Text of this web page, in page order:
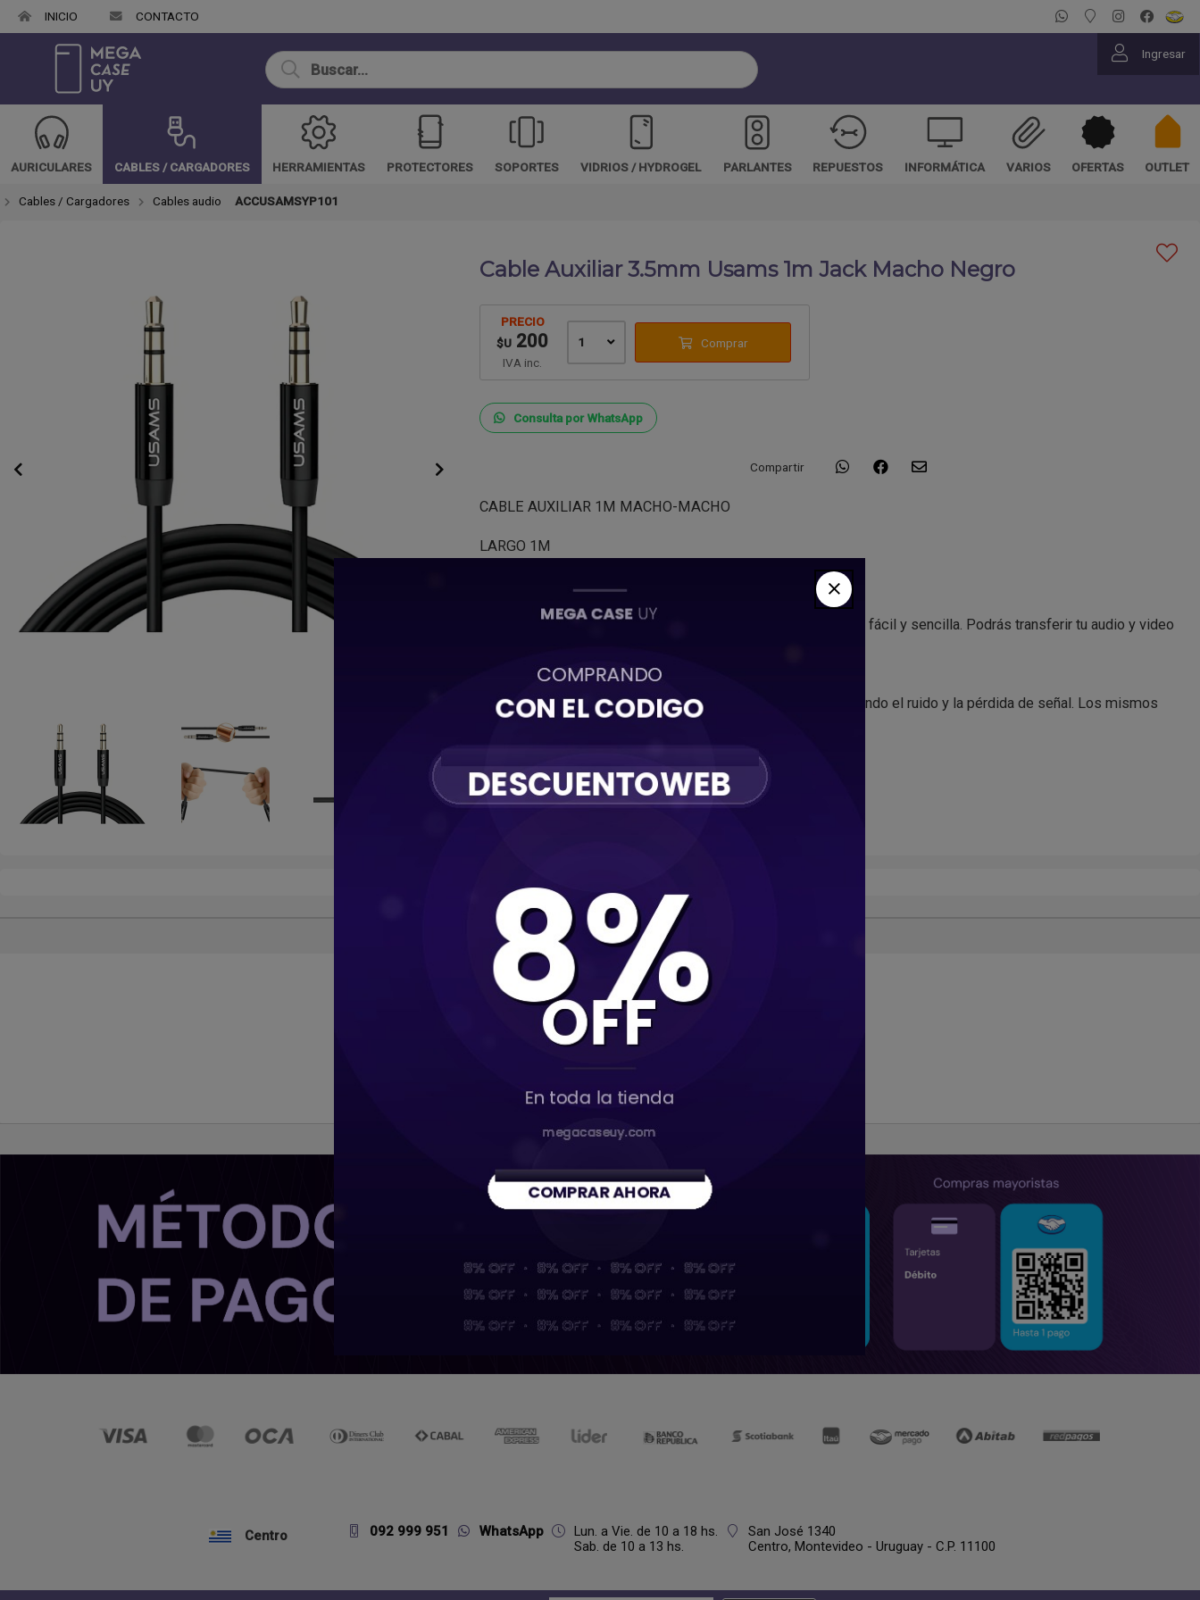
INICIO CONTACTO
Ingresar
AURICULARES CABLES / CARGADORES HERRAMIENTAS PROTECTORES SOPORTES VIDRIOS / HYDROGEL PARLANTES REPUESTOS INFORMÁTICA VARIOS OFERTAS OUTLET
Cables / Cargadores Cables audio ACCUSAMSYP101
Cable Auxiliar 3.5mm Usams 1m Jack Macho Negro
PRECIO
$U 200
IVA inc.
1 Comprar
Consulta por WhatsApp
Compartir
CABLE AUXILIAR 1M MACHO-MACHO
LARGO 1M
MACHO-MACHO
Este cable es ideal para conectar tus dispositivos de manera fácil y sencilla. Podrás transferir tu audio y video
Calidad de sonido sin igual
Los conectores chapados en oro garantizan fiabilidad eliminando el ruido y la pérdida de señal. Los mismos
ofrecen un sonido claro y estéreo a tus dispositivos.
ACCUSAMSYP101
Vistas recientes
Cables audio
Cable Auxiliar 3.5mm Usams
1m Jack Macho Negro
Centro 092 999 951 WhatsApp
Lun. a Vie. de 10 a 18 hs.
Sab. de 10 a 13 hs.
San José 1340
Centro, Montevideo - Uruguay - C.P. 11100